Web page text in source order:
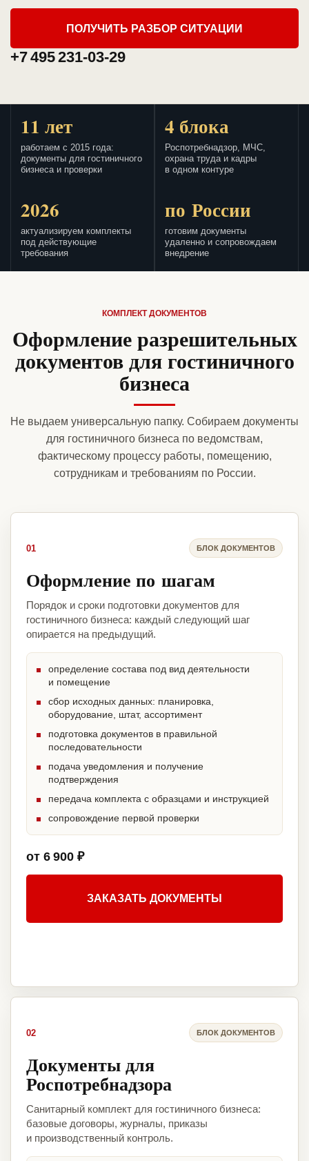
ПОЛУЧИТЬ РАЗБОР СИТУАЦИИ
+7 495 231-03-29
11 лет
работаем с 2015 года:
документы для гостиничного
бизнеса и проверки
4 блока
Роспотребнадзор, МЧС,
охрана труда и кадры
в одном контуре
2026
актуализируем комплекты
под действующие
требования
по России
готовим документы
удаленно и сопровождаем
внедрение
КОМПЛЕКТ ДОКУМЕНТОВ
Оформление разрешительных
документов для гостиничного
бизнеса
Не выдаем универсальную папку. Собираем документы
для гостиничного бизнеса по ведомствам,
фактическому процессу работы, помещению,
сотрудникам и требованиям по России.
01 БЛОК ДОКУМЕНТОВ
Оформление по шагам
Порядок и сроки подготовки документов для
гостиничного бизнеса: каждый следующий шаг
опирается на предыдущий.
определение состава под вид деятельности
и помещение
сбор исходных данных: планировка,
оборудование, штат, ассортимент
подготовка документов в правильной
последовательности
подача уведомления и получение
подтверждения
передача комплекта с образцами и инструкцией
сопровождение первой проверки
от 6 900 ₽
ЗАКАЗАТЬ ДОКУМЕНТЫ
02 БЛОК ДОКУМЕНТОВ
Документы для
Роспотребнадзора
Санитарный комплект для гостиничного бизнеса:
базовые договоры, журналы, приказы
и производственный контроль.